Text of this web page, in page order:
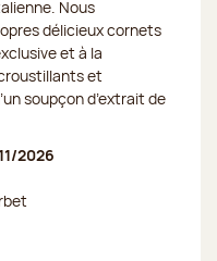
Nous
délicieux cornets
et à la
et
soupçon d’extrait de
2026